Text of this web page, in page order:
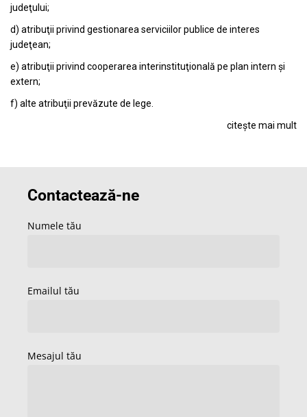
judeţului;
d) atribuţii privind gestionarea serviciilor publice de interes
judeţean;
e) atribuţii privind cooperarea interinstituţională pe plan intern şi
extern;
f) alte atribuţii prevăzute de lege.
citește mai mult